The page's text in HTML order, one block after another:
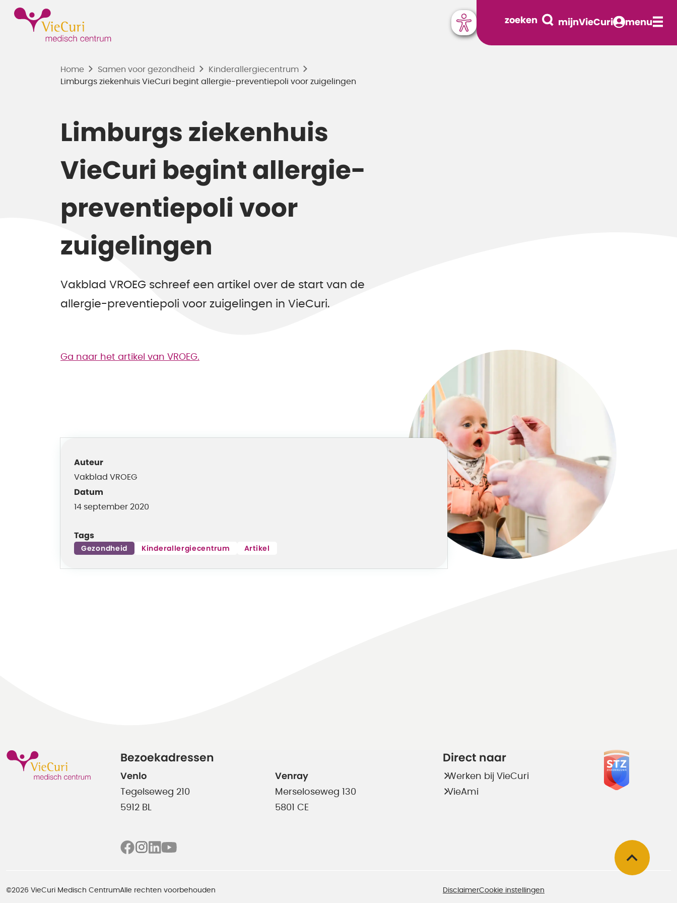
zoeken mijnVieCuri menu
Home Samen voor gezondheid
Kinderallergiecentrum
Limburgs ziekenhuis VieCuri begint allergie-preventiepoli voor zuigelingen
Limburgs ziekenhuis
VieCuri begint allergie-
preventiepoli voor
zuigelingen
Vakblad VROEG schreef een artikel over de start van de
allergie-preventiepoli voor zuigelingen in VieCuri.
Ga naar het artikel van VROEG.
Auteur
Vakblad VROEG
Datum
14 september 2020
Tags
Gezondheid Kinderallergiecentrum Artikel
Bezoekadressen
Venlo
Tegelseweg 210
5912 BL
Venray
Merseloseweg 130
5801 CE
Direct naar
Werken bij VieCuri
VieAmi
©2026 VieCuri Medisch CentrumAlle rechten voorbehouden DisclaimerCookie instellingen